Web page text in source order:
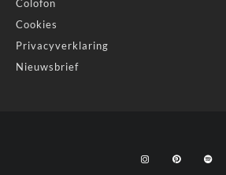
Colofon
Cookies
Privacyverklaring
Nieuwsbrief